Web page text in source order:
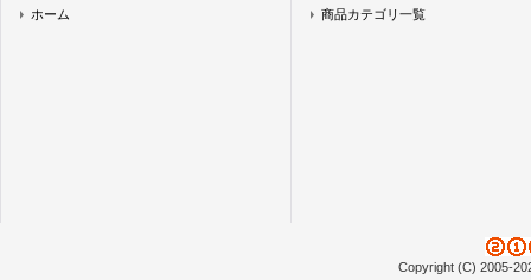
ホーム 商品カテゴリ一覧
Copyright (C) 2005-